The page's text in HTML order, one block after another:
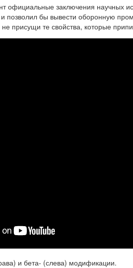
официальные заключения научных
позволил бы вывести оборонную
не присущи те свойства, которые
и бета- (слева) модификации.